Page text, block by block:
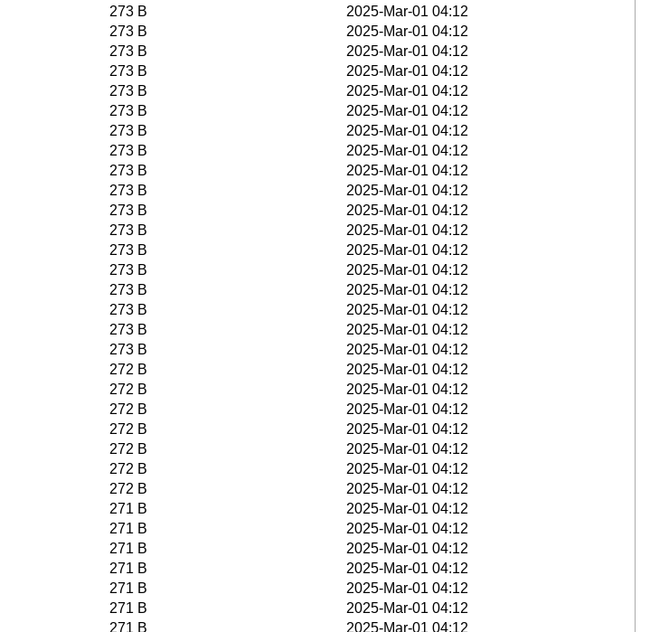
273 B
2025-Mar-01 04:12
273 B
2025-Mar-01 04:12
273 B
2025-Mar-01 04:12
273 B
2025-Mar-01 04:12
273 B
2025-Mar-01 04:12
273 B
2025-Mar-01 04:12
273 B
2025-Mar-01 04:12
273 B
2025-Mar-01 04:12
273 B
2025-Mar-01 04:12
273 B
2025-Mar-01 04:12
273 B
2025-Mar-01 04:12
273 B
2025-Mar-01 04:12
273 B
2025-Mar-01 04:12
273 B
2025-Mar-01 04:12
273 B
2025-Mar-01 04:12
273 B
2025-Mar-01 04:12
273 B
2025-Mar-01 04:12
273 B
2025-Mar-01 04:12
272 B
2025-Mar-01 04:12
272 B
2025-Mar-01 04:12
272 B
2025-Mar-01 04:12
272 B
2025-Mar-01 04:12
272 B
2025-Mar-01 04:12
272 B
2025-Mar-01 04:12
272 B
2025-Mar-01 04:12
271 B
2025-Mar-01 04:12
271 B
2025-Mar-01 04:12
271 B
2025-Mar-01 04:12
271 B
2025-Mar-01 04:12
271 B
2025-Mar-01 04:12
271 B
2025-Mar-01 04:12
271 B 2025-Mar-01 04:12